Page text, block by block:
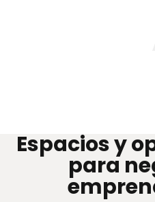
Espacios y
para